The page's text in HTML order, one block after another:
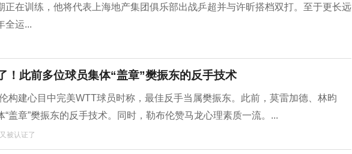
正在训练，他将代表上海地产集团俱乐部出战乒超并与许昕搭档双打。至于更长远
全运...
！此前多位球员集体“盖章”樊振东的反手技术
构建心目中完美WTT球员时称，最佳反手当属樊振东。此前，莫雷加德、林昀
盖章”樊振东的反手技术。同时，勒布伦赞马龙心理素质一流。...
被认证了